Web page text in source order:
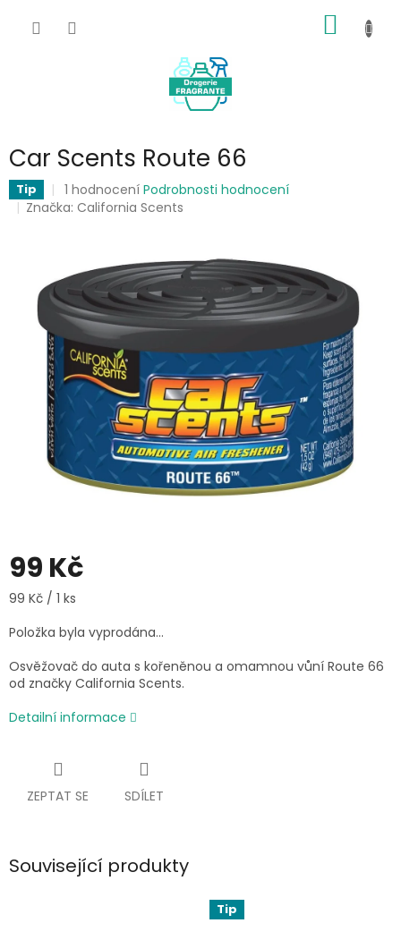
KOŠÍK
Car Scents Route 66
Tip
Průměrné
hodnocení
z
5
hvězdiček.
1 hodnocení Podrobnosti hodnocení
Značka:California Scents
99 Kč
Měrná
99 Kč / 1 ks
Položka byla vyprodána…
Osvěžovač do auta s kořeněnou a omamnou vůní Route 66
od značky California Scents.
Detailní informace
ZEPTAT SE SDÍLET
Související produkty
Tip